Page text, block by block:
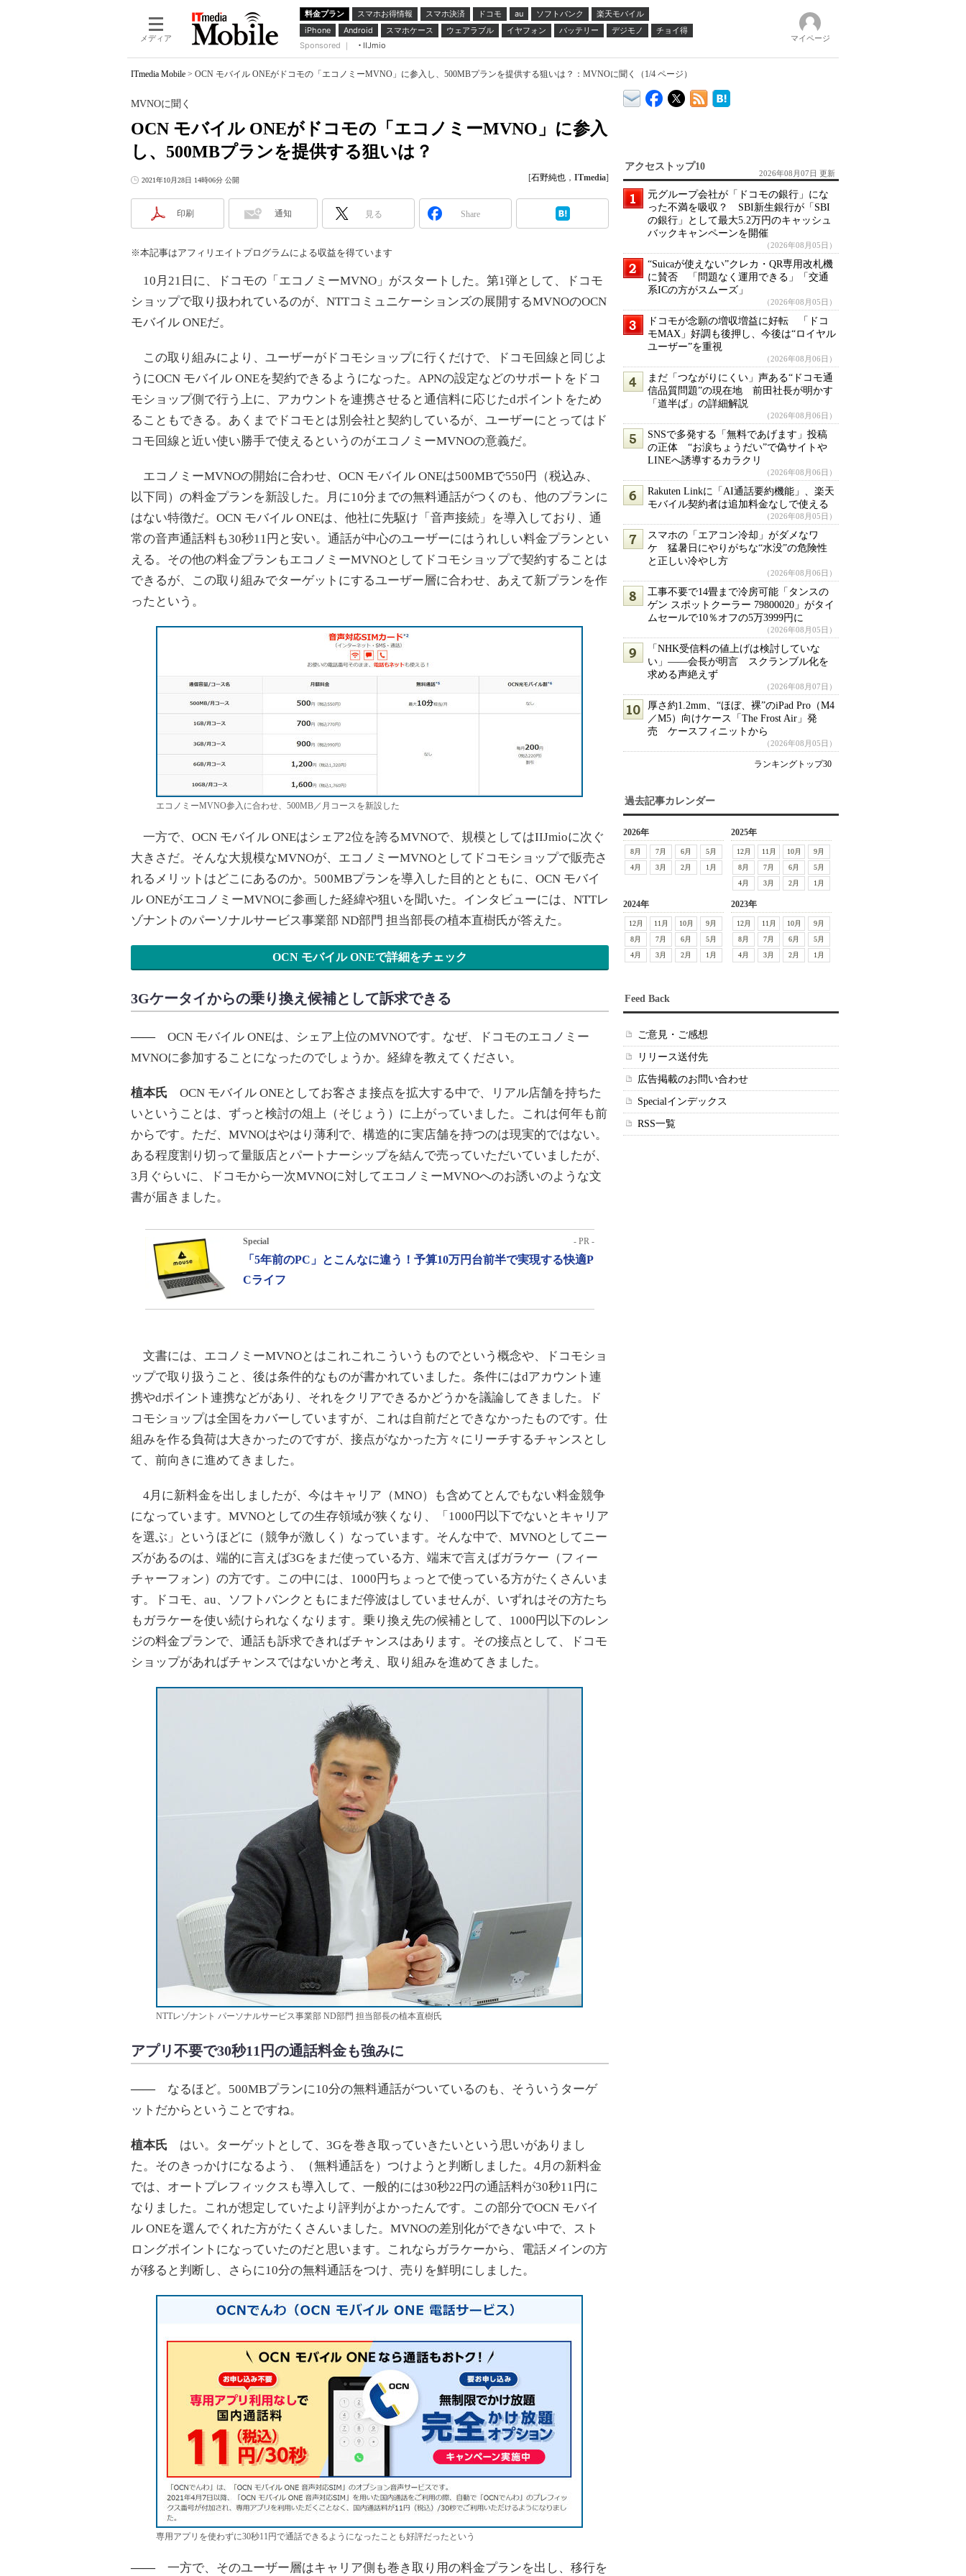
メディア
料金プラン スマホお得情報 スマホ決済 ドコモ au ソフトバンク
楽天モバイル
iPhone
Android スマホケース ウェアラブル イヤフォン バッテリー デジモノ
チョイ得
Sponsored ｜
IIJmio
マイページ
ITmedia Mobile > OCN モバイル ONEがドコモの「エコノミーMVNO」に参入し、500MBプランを提供する狙いは？：MVNOに聞く（1/4 ページ）
OCN モバイル ONEがドコモの「エコノミーMVNO」に参入
し、500MBプランを提供する狙いは？
MVNOに聞く
2021年10月28日 14時06分 公開 [石野純也 ， ITmedia]
印刷 通知 見る Share
※本記事はアフィリエイトプログラムによる収益を得ています
10月21日に、ドコモの「エコノミーMVNO」がスタートした。第1弾として、ドコモ
ショップで取り扱われているのが、NTTコミュニケーションズの展開するMVNOのOCN
モバイル ONEだ。
この取り組みにより、ユーザーがドコモショップに行くだけで、ドコモ回線と同じよ
うにOCN モバイル ONEを契約できるようになった。APNの設定などのサポートをドコ
モショップ側で行う上に、アカウントを連携させると通信料に応じたdポイントをため
ることもできる。あくまでドコモとは別会社と契約しているが、ユーザーにとってはド
コモ回線と近い使い勝手で使えるというのがエコノミーMVNOの意義だ。
エコノミーMVNOの開始に合わせ、OCN モバイル ONEは500MBで550円（税込み、
以下同）の料金プランを新設した。月に10分までの無料通話がつくのも、他のプランに
はない特徴だ。OCN モバイル ONEは、他社に先駆け「音声接続」を導入しており、通
常の音声通話料も30秒11円と安い。通話が中心のユーザーにはうれしい料金プランとい
える。その他の料金プランもエコノミーMVNOとしてドコモショップで契約することは
できるが、この取り組みでターゲットにするユーザー層に合わせ、あえて新プランを作
ったという。
エコノミーMVNO参入に合わせ、500MB／月コースを新設した
一方で、OCN モバイル ONEはシェア2位を誇るMVNOで、規模としてはIIJmioに次ぐ
大きさだ。そんな大規模なMVNOが、エコノミーMVNOとしてドコモショップで販売さ
れるメリットはどこにあるのか。500MBプランを導入した目的とともに、OCN モバイ
ル ONEがエコノミーMVNOに参画した経緯や狙いを聞いた。インタビューには、NTTレ
ゾナントのパーソナルサービス事業部 ND部門 担当部長の植本直樹氏が答えた。
OCN モバイル ONEで詳細をチェック
3Gケータイからの乗り換え候補として訴求できる
―― OCN モバイル ONEは、シェア上位のMVNOです。なぜ、ドコモのエコノミー
MVNOに参加することになったのでしょうか。経緯を教えてください。
植本氏 OCN モバイル ONEとしてお客さま接点を拡大する中で、リアル店舗を持ちた
いということは、ずっと検討の俎上（そじょう）に上がっていました。これは何年も前
からです。ただ、MVNOはやはり薄利で、構造的に実店舗を持つのは現実的ではない。
ある程度割り切って量販店とパートナーシップを結んで売っていただいていましたが、
3月ぐらいに、ドコモから一次MVNOに対してエコノミーMVNOへのお誘いのような文
書が届きました。
Special - PR -
「5年前のPC」とこんなに違う！予算10万円台前半で実現する快適P
Cライフ
文書には、エコノミーMVNOとはこれこれこういうものでという概念や、ドコモショ
ップで取り扱うこと、後は条件的なものが書かれていました。条件にはdアカウント連
携やdポイント連携などがあり、それをクリアできるかどうかを議論してきました。ド
コモショップは全国をカバーしていますが、これは自前だとできなかったものです。仕
組みを作る負荷は大きかったのですが、接点がなかった方々にリーチするチャンスとし
て、前向きに進めてきました。
4月に新料金を出しましたが、今はキャリア（MNO）も含めてとんでもない料金競争
になっています。MVNOとしての生存領域が狭くなり、「1000円以下でないとキャリア
を選ぶ」というほどに（競争が激しく）なっています。そんな中で、MVNOとしてニー
ズがあるのは、端的に言えば3Gをまだ使っている方、端末で言えばガラケー（フィー
チャーフォン）の方です。この中には、1000円ちょっとで使っている方がたくさんいま
す。ドコモ、au、ソフトバンクともにまだ停波はしていませんが、いずれはその方たち
もガラケーを使い続けられなくなります。乗り換え先の候補として、1000円以下のレン
ジの料金プランで、通話も訴求できればチャンスはあります。その接点として、ドコモ
ショップがあればチャンスではないかと考え、取り組みを進めてきました。
NTTレゾナント パーソナルサービス事業部 ND部門 担当部長の植本直樹氏
アプリ不要で30秒11円の通話料金も強みに
―― なるほど。500MBプランに10分の無料通話がついているのも、そういうターゲ
ットだからということですね。
植本氏 はい。ターゲットとして、3Gを巻き取っていきたいという思いがありまし
た。そのきっかけになるよう、（無料通話を）つけようと判断しました。4月の新料金
では、オートプレフィックスも導入して、一般的には30秒22円の通話料が30秒11円に
なりました。これが想定していたより評判がよかったんです。この部分でOCN モバイ
ル ONEを選んでくれた方がたくさんいました。MVNOの差別化ができない中で、スト
ロングポイントになっていたのだと思います。これならガラケーから、電話メインの方
が移ると判断し、さらに10分の無料通話をつけ、売りを鮮明にしました。
専用アプリを使わずに30秒11円で通話できるようになったことも好評だったという
―― 一方で、そのユーザー層はキャリア側も巻き取り用の料金プランを出し、移行を
アクセストップ10
2026年08月07日 更新
元グループ会社が「ドコモの銀行」にな
った不満を吸収？ SBI新生銀行が「SBI
の銀行」として最大5.2万円のキャッシュ
バックキャンペーンを開催
（2026年08月05日）
“Suicaが使えない”クレカ・QR専用改札機
に賛否 「問題なく運用できる」「交通
系ICの方がスムーズ」
（2026年08月05日）
ドコモが念願の増収増益に好転 「ドコ
モMAX」好調も後押し、今後は“ロイヤル
ユーザー”を重視
（2026年08月06日）
まだ「つながりにくい」声ある“ドコモ通
信品質問題”の現在地 前田社長が明かす
「道半ば」の詳細解説
（2026年08月06日）
SNSで多発する「無料であげます」投稿
の正体 “お涙ちょうだい”で偽サイトや
LINEへ誘導するカラクリ
（2026年08月06日）
Rakuten Linkに「AI通話要約機能」、楽天
モバイル契約者は追加料金なしで使える
（2026年08月05日）
スマホの「エアコン冷却」がダメなワ
ケ 猛暑日にやりがちな“水没”の危険性
と正しい冷やし方
（2026年08月06日）
工事不要で14畳まで冷房可能「タンスの
ゲン スポットクーラー 79800020」がタイ
ムセールで10％オフの5万3999円に
（2026年08月05日）
「NHK受信料の値上げは検討していな
い」――会長が明言 スクランブル化を
求める声絶えず
（2026年08月07日）
厚さ約1.2mm、“ほぼ、裸”のiPad Pro（M4
／M5）向けケース「The Frost Air」発
売 ケースフィニットから
（2026年08月05日）
ランキングトップ30
過去記事カレンダー
2026年
8月 7月 6月
5月
4月
3月 2月 1月
2025年
12月 11月 10月
9月
8月
7月 6月
5月
4月
3月 2月 1月
2024年
12月 11月 10月
9月
8月
7月 6月
5月
4月
3月 2月 1月
2023年
12月 11月 10月
9月
8月
7月 6月
5月
4月
3月 2月 1月
Feed Back
ご意見・ご感想
リリース送付先
広告掲載のお問い合わせ
Specialインデックス
RSS一覧